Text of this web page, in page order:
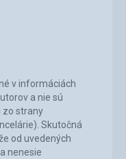
v informáciách
a nie sú
zo strany
Skutočná
od uvedených
nenesie